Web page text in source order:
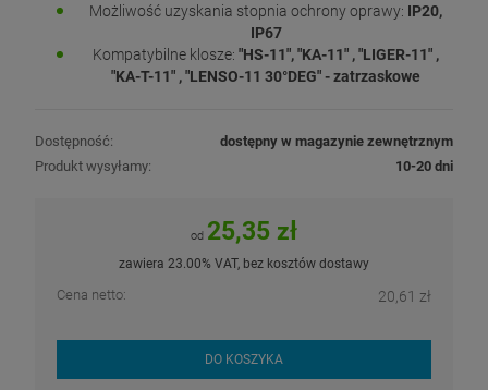
Możliwość uzyskania stopnia ochrony oprawy: IP20,
IP67
Kompatybilne klosze: "HS-11", "KA-11" , "LIGER-11" ,
"KA-T-11" , "LENSO-11 30°DEG" - zatrzaskowe
Dostępność:
dostępny w magazynie zewnętrznym
Produkt wysyłamy:
10-20 dni
od 25,35 zł
zawiera 23.00% VAT, bez kosztów dostawy
Cena netto: 20,61 zł
DO KOSZYKA